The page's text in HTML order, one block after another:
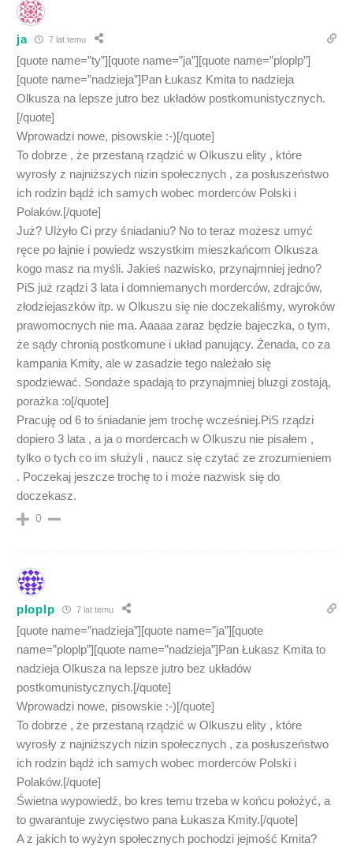
ja 7 lat temu
[quote name=”ty”][quote name=”ja”][quote name=”ploplp”]
[quote name=”nadzieja”]Pan Łukasz Kmita to nadzieja
Olkusza na lepsze jutro bez układów postkomunistycznych.
[/quote]
Wprowadzi nowe, pisowskie :-)[/quote]
To dobrze , że przestaną rządzić w Olkuszu elity , które
wyrosły z najniższych nizin społecznych , za posłuszeństwo
ich rodzin bądź ich samych wobec morderców Polski i
Polaków.[/quote]
Już? Ulżyło Ci przy śniadaniu? No to teraz możesz umyć
ręce po łajnie i powiedz wszystkim mieszkańcom Olkusza
kogo masz na myśli. Jakieś nazwisko, przynajmniej jedno?
PiS już rządzi 3 lata i domniemanych morderców, zdrajców,
złodziejaszków itp. w Olkuszu się nie doczekaliśmy, wyroków
prawomocnych nie ma. Aaaaa zaraz będzie bajeczka, o tym,
że sądy chronią postkomune i układ panujący. Żenada, co za
kampania Kmity, ale w zasadzie tego należało się
spodziewać. Sondaże spadają to przynajmniej bluzgi zostają,
porażka :o[/quote]
Pracuję od 6 to śniadanie jem trochę wcześniej.PiS rządzi
dopiero 3 lata , a ja o mordercach w Olkuszu nie pisałem ,
tylko o tych co im służyli , naucz się czytać ze zrozumieniem
. Poczekaj jeszcze trochę to i może nazwisk się do
doczekasz.
0
ploplp 7 lat temu
[quote name=”nadzieja”][quote name=”ja”][quote
name=”ploplp”][quote name=”nadzieja”]Pan Łukasz Kmita to
nadzieja Olkusza na lepsze jutro bez układów
postkomunistycznych.[/quote]
Wprowadzi nowe, pisowskie :-)[/quote]
To dobrze , że przestaną rządzić w Olkuszu elity , które
wyrosły z najniższych nizin społecznych , za posłuszeństwo
ich rodzin bądź ich samych wobec morderców Polski i
Polaków.[/quote]
Świetna wypowiedź, bo kres temu trzeba w końcu położyć, a
to gwarantuje zwycięstwo pana Łukasza Kmity.[/quote]
A z jakich to wyżyn społecznych pochodzi jejmość Kmita?